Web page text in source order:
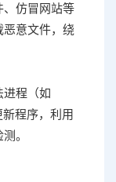
仿冒网站等
意文件，绕
程（如
程序，利用
。